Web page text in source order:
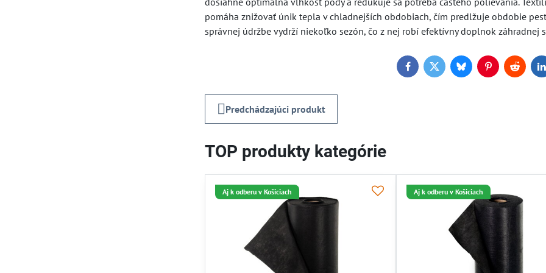
pomáha znižovať únik tepla v chladnejších obdobiach, čím predlžuje obdobie
správnej údržbe vydrží niekoľko sezón, čo z nej robí efektívny doplnok záhradnej
FacebookTwitterBlueskyPinterestReddit
Predchádzajúci produkt
TOP produkty kategórie
Aj k odberu v Košiciach Aj k odberu v Košiciach